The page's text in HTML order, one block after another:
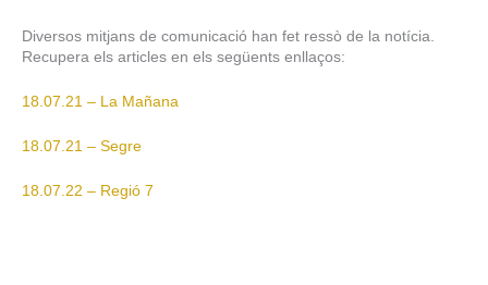
Diversos mitjans de comunicació han fet ressò de la notícia.
Recupera els articles en els següents enllaços:
18.07.21 – La Mañana
18.07.21 – Segre
18.07.22 – Regió 7